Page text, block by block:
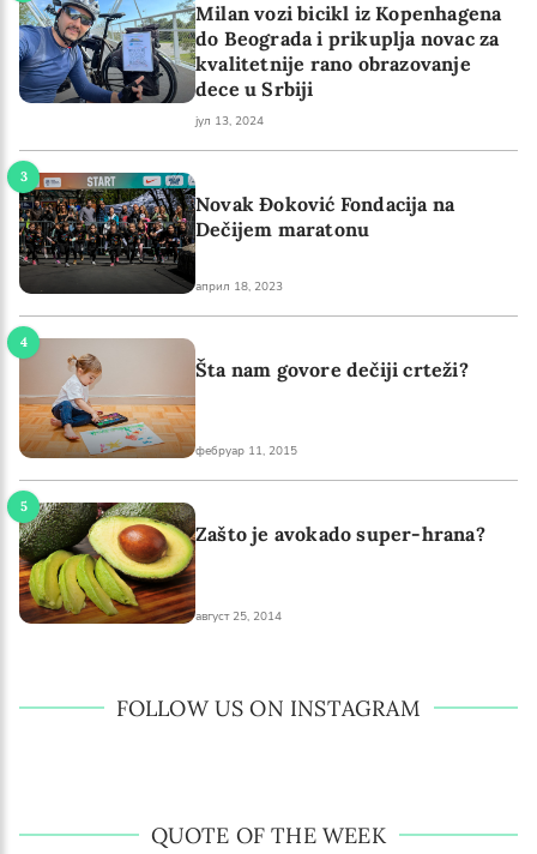
Milan vozi bicikl iz Kopenhagena
do Beograda i prikuplja novac za
kvalitetnije rano obrazovanje
dece u Srbiji
јул 13, 2024
Novak Đoković Fondacija na
Dečijem maratonu
април 18, 2023
Šta nam govore dečiji crteži?
фебруар 11, 2015
Zašto je avokado super-hrana?
август 25, 2014
FOLLOW US ON INSTAGRAM
QUOTE OF THE WEEK